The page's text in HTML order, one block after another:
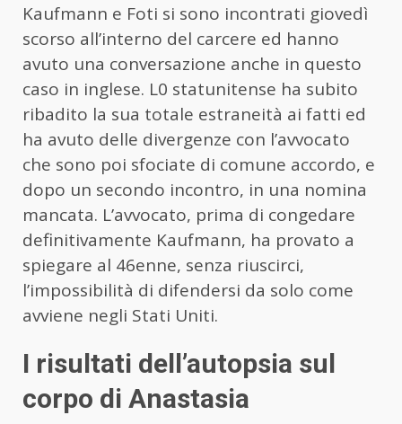
Kaufmann e Foti si sono incontrati giovedì
scorso all’interno del carcere ed hanno
avuto una conversazione anche in questo
caso in inglese. L0 statunitense ha subito
ribadito la sua totale estraneità ai fatti ed
ha avuto delle divergenze con l’avvocato
che sono poi sfociate di comune accordo, e
dopo un secondo incontro, in una nomina
mancata. L’avvocato, prima di congedare
definitivamente Kaufmann, ha provato a
spiegare al 46enne, senza riuscirci,
l’impossibilità di difendersi da solo come
avviene negli Stati Uniti.
I risultati dell’autopsia sul
corpo di Anastasia